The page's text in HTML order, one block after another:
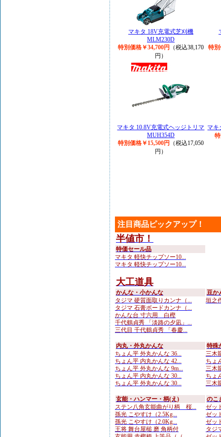
マキタ 18V充電式芝刈機
MLM230D
特別価格￥34,700円
（税込38,170
円）
特別
マキタ 10.8V充電式ヘッジトリマ
MUH354D
特別価格￥15,500円
（税込17,050
円）
マキ
注目商品ピックアップ！
半値市！
特価セール品
マキタ 軽快チップソー10...
マキタ 軽快チップソー10...
大工道具
かんな・小かんな
タジマ 硬質面取りカンナ（...
タジマ 石膏ボードカンナ（...
かんな台 寸六用 白樫
千代鶴貞秀 「淡路の夕凪」...
三代目 千代鶴貞秀 「春慶...
豆か
垣之
内丸・外丸かんな
ちょん平 外丸かんな 36...
ちょん平 内丸かんな 42...
ちょん平 外丸かんな 9m...
ちょん平 内丸かんな 30...
ちょん平 外丸かんな 30...
特殊
三木
ちょ
三木
ちょ
三木
玄能・ハンマー・柄(え)
ステン八角玄能曲がり柄 桜...
孫光 こやすけ（2.5Kg...
孫光 こやすけ（2.0Kg...
王将 舞台屋槌 磨 角柄付
のこ
ゼッ
ゼッ
ゼッ
タジ